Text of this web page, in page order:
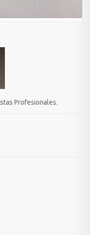
Profesionales.